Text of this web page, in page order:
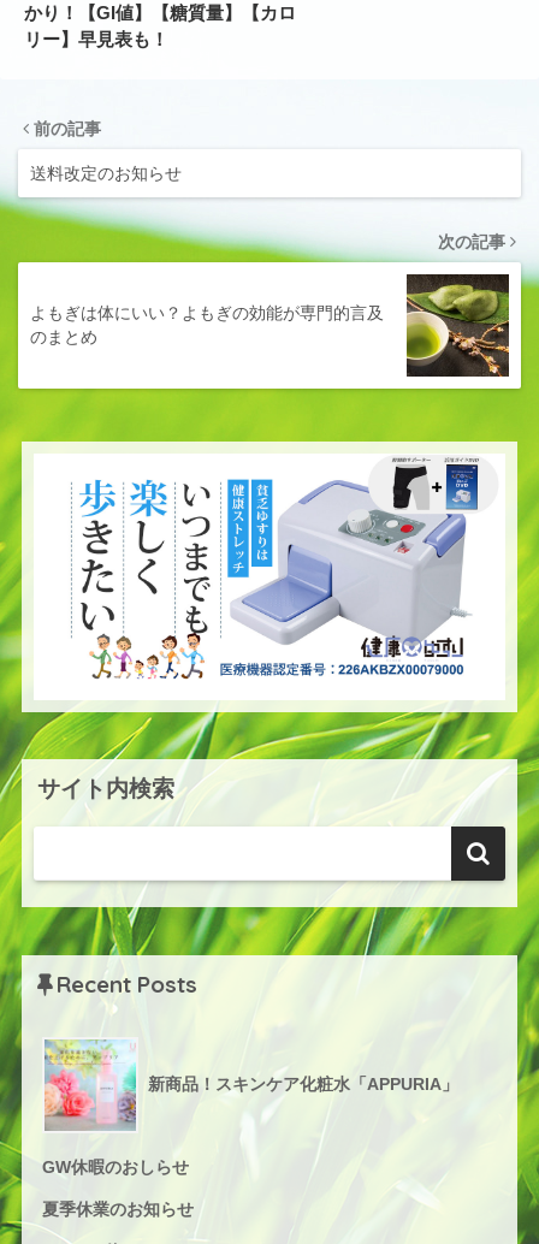
かり！【GI値】【糖質量】【カロ
リー】早見表も！
前の記事
送料改定のお知らせ
次の記事
よもぎは体にいい？よもぎの効能が専門的言及
のまとめ
サイト内検索
Recent Posts
新商品！スキンケア化粧水「APPURIA」
GW休暇のおしらせ
夏季休業のお知らせ